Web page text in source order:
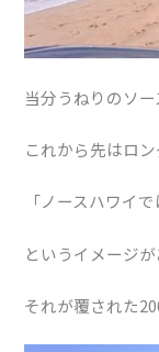
当分うねりのソ
これから先はロ
「ノースハワイ
というイメージが
それが覆された